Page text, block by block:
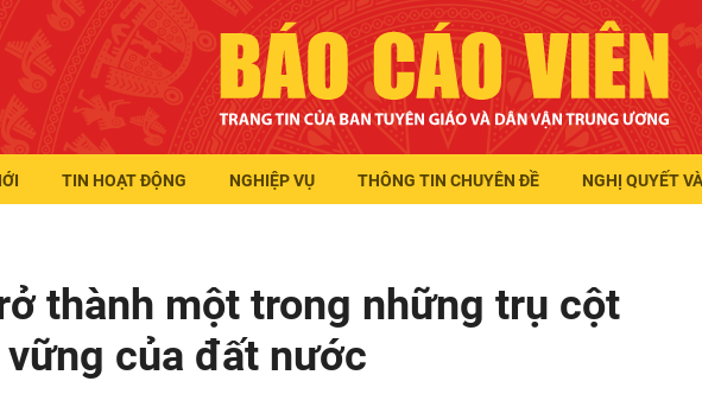
TIN HOẠT ĐỘNG NGHIỆP VỤ THÔNG TIN CHUYÊN ĐỀ NGHỊ QUYẾT
thành một trong những trụ cột
của đất nước